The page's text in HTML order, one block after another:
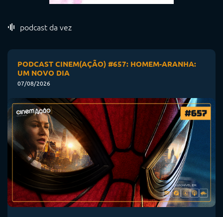
podcast da vez
PODCAST CINEM(AÇÃO) #657: HOMEM-ARANHA:
UM NOVO DIA
07/08/2026